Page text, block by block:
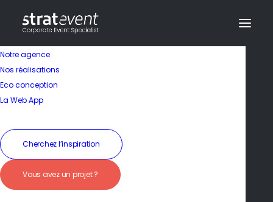
Notre agence
Nos réalisations
Eco conception
La Web App
Cherchez l’inspiration
Vous avez un projet ?
Séminaire en Italie
Milan - Entre
élégance urbaine et
nature italienne